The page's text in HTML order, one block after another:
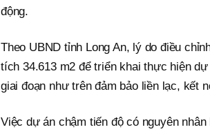
động.
Theo UBND tỉnh Long An, lý do điều
tích 34.613 m2 để triển khai thực hiện
giai đoạn như trên đảm bảo liền lạc, kết
Việc dự án chậm tiến độ có nguyên